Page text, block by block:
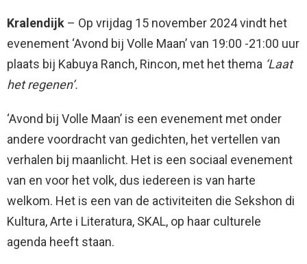
Kralendijk – Op vrijdag 15 november 2024 vindt het
evenement ‘Avond bij Volle Maan’ van 19:00 -21:00 uur
plaats bij Kabuya Ranch, Rincon, met het thema ‘Laat
het regenen’.
‘Avond bij Volle Maan’ is een evenement met onder
andere voordracht van gedichten, het vertellen van
verhalen bij maanlicht. Het is een sociaal evenement
van en voor het volk, dus iedereen is van harte
welkom. Het is een van de activiteiten die Sekshon di
Kultura, Arte i Literatura, SKAL, op haar culturele
agenda heeft staan.